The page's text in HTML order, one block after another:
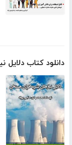
دانلود کتاب دلایل